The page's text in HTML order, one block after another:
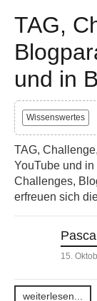
TAG,
und in
Wissenswertes
TAG,
YouTube und
Challenges,
erfreuen sich
Pascal
15.
weiterlesen...